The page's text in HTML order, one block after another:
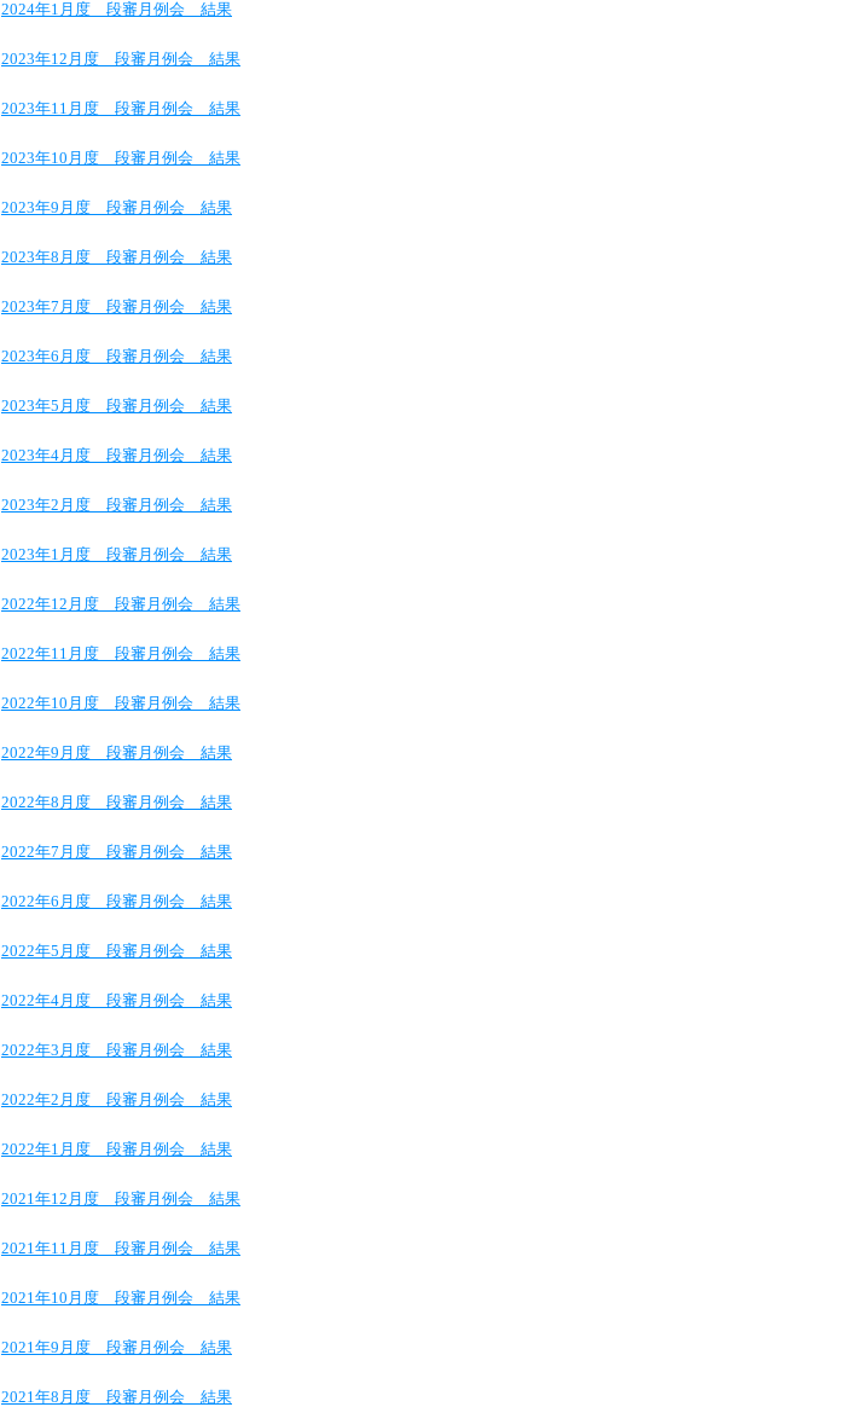
2024年1月度 段審月例会 結果
2023年12月度 段審月例会 結果
2023年11月度 段審月例会 結果
2023年10月度 段審月例会 結果
2023年9月度 段審月例会 結果
2023年8月度 段審月例会 結果
2023年7月度 段審月例会 結果
2023年6月度 段審月例会 結果
2023年5月度 段審月例会 結果
2023年4月度 段審月例会 結果
2023年2月度 段審月例会 結果
2023年1月度 段審月例会 結果
2022年12月度 段審月例会 結果
2022年11月度 段審月例会 結果
2022年10月度 段審月例会 結果
2022年9月度 段審月例会 結果
2022年8月度 段審月例会 結果
2022年7月度 段審月例会 結果
2022年6月度 段審月例会 結果
2022年5月度 段審月例会 結果
2022年4月度 段審月例会 結果
2022年3月度 段審月例会 結果
2022年2月度 段審月例会 結果
2022年1月度 段審月例会 結果
2021年12月度 段審月例会 結果
2021年11月度 段審月例会 結果
2021年10月度 段審月例会 結果
2021年9月度 段審月例会 結果
2021年8月度 段審月例会 結果